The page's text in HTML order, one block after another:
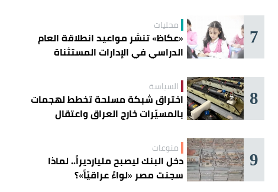
7 محليات
«عكاظ» تنشر مواعيد انطلاقة العام
الدراسي في الإدارات المستثناة
8 السياسة
اختراق شبكة مسلحة تخطط لهجمات
بالمسيّرات خارج العراق واعتقال
9 منوعات
دخل البنك ليصبح مليارديراً.. لماذا
سجنت مصر «لواءً عراقيّاً»؟